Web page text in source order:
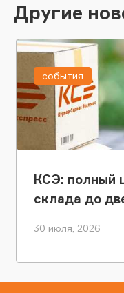
Другие
КСЭ: полный
склада до
30 июля, 2026
события